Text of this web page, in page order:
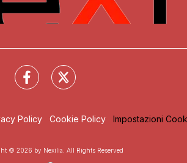
Policy Cookie Policy Impostazioni
© 2026 by Nexilia. All Rights Reserved